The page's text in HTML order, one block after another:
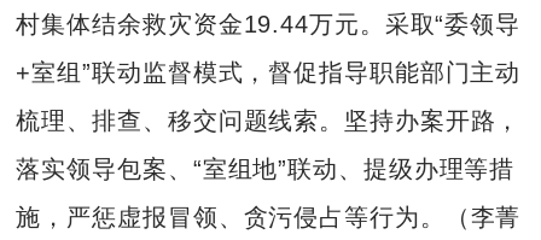
村集体结余救灾资金19.44万元。采取“委领导
+室组”联动监督模式，督促指导职能部门主动
梳理、排查、移交问题线索。坚持办案开路，
落实领导包案、“室组地”联动、提级办理等措
施，严惩虚报冒领、贪污侵占等行为。（李菁